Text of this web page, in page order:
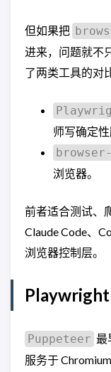
但如果把
进来，问题就不
了两类工具的对
师写确定性
浏览器。
前者适合测试、
Claude Code、
浏览器控制层。
Puppeteer 最
服务于